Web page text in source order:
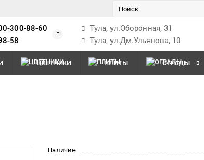
300-88-60
58
Тула, ул.Оборонная, 31
Тула, ул.Дм.Ульянова, 10
ЦВЕТНИКИ ПЛИТЫ ОГРАДЫ
Наличие